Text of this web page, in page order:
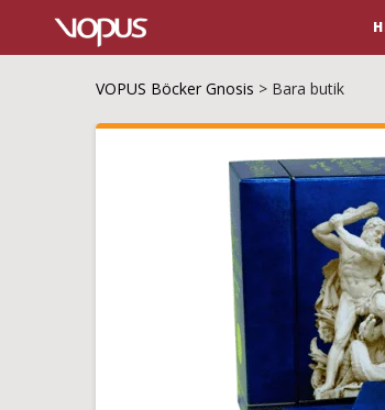
VOPUS Böcker Gnosis > Bara butik